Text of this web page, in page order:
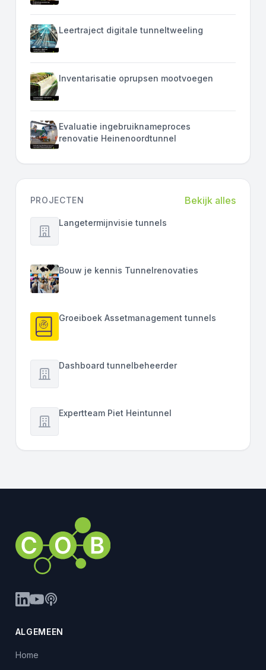
Leertraject digitale tunneltweeling
Inventarisatie oprupsen mootvoegen
Evaluatie ingebruiknameproces
renovatie Heinenoordtunnel
PROJECTEN Bekijk alles
Langetermijnvisie tunnels
Bouw je kennis Tunnelrenovaties
Groeiboek Assetmanagement tunnels
Dashboard tunnelbeheerder
Expertteam Piet Heintunnel
ALGEMEEN
Home